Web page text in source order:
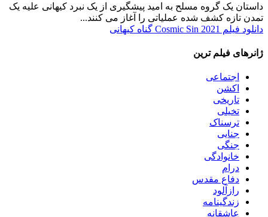
داستان یک گروه مسلح به امید پیشگیری از یک نبرد کیهانی علیه یک
تمدن تازه کشف شده عملیاتی را آغاز می کنند...
دانلود فیلم Cosmic Sin 2021 گناه کیهانی
ژانرهای فیلم ترین
اجتماعی
اکشن
تاریخی
تخیلی
ترسناک
جنایی
جنگی
خانوادگی
درام
دفاع مقدس
رازآلود
زندگینامه
عاشقانه